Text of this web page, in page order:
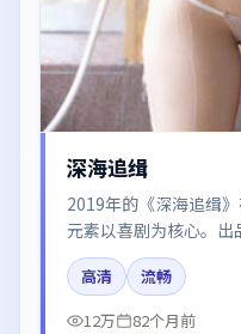
深海追缉
2019年的《深海追缉
元素以喜剧为核心。
巴、谭卓、王凯所饰角
讨论。
高清
流畅
12万
82个月前